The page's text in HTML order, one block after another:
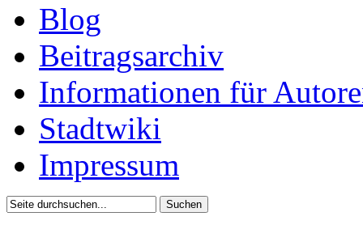
Blog
Beitragsarchiv
Informationen für
Stadtwiki
Impressum